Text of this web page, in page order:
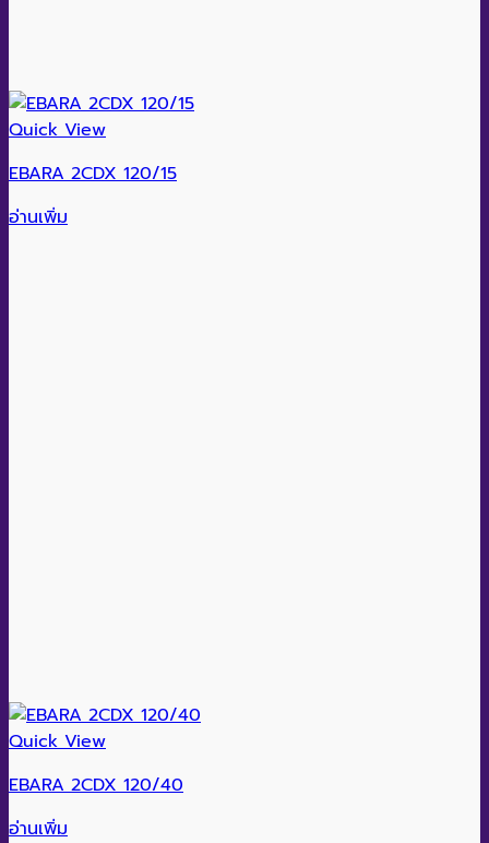
Quick View
EBARA 2CDX 120/15
อ่านเพิ่ม
Quick View
EBARA 2CDX 120/40
อ่านเพิ่ม